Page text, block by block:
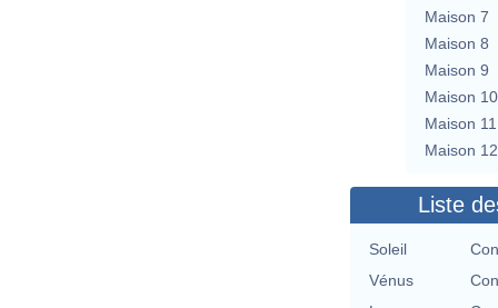
Maison 7
Maison 8
Maison 9
Maison 10
Maison 11
Maison 12
Liste
Soleil
Vénus